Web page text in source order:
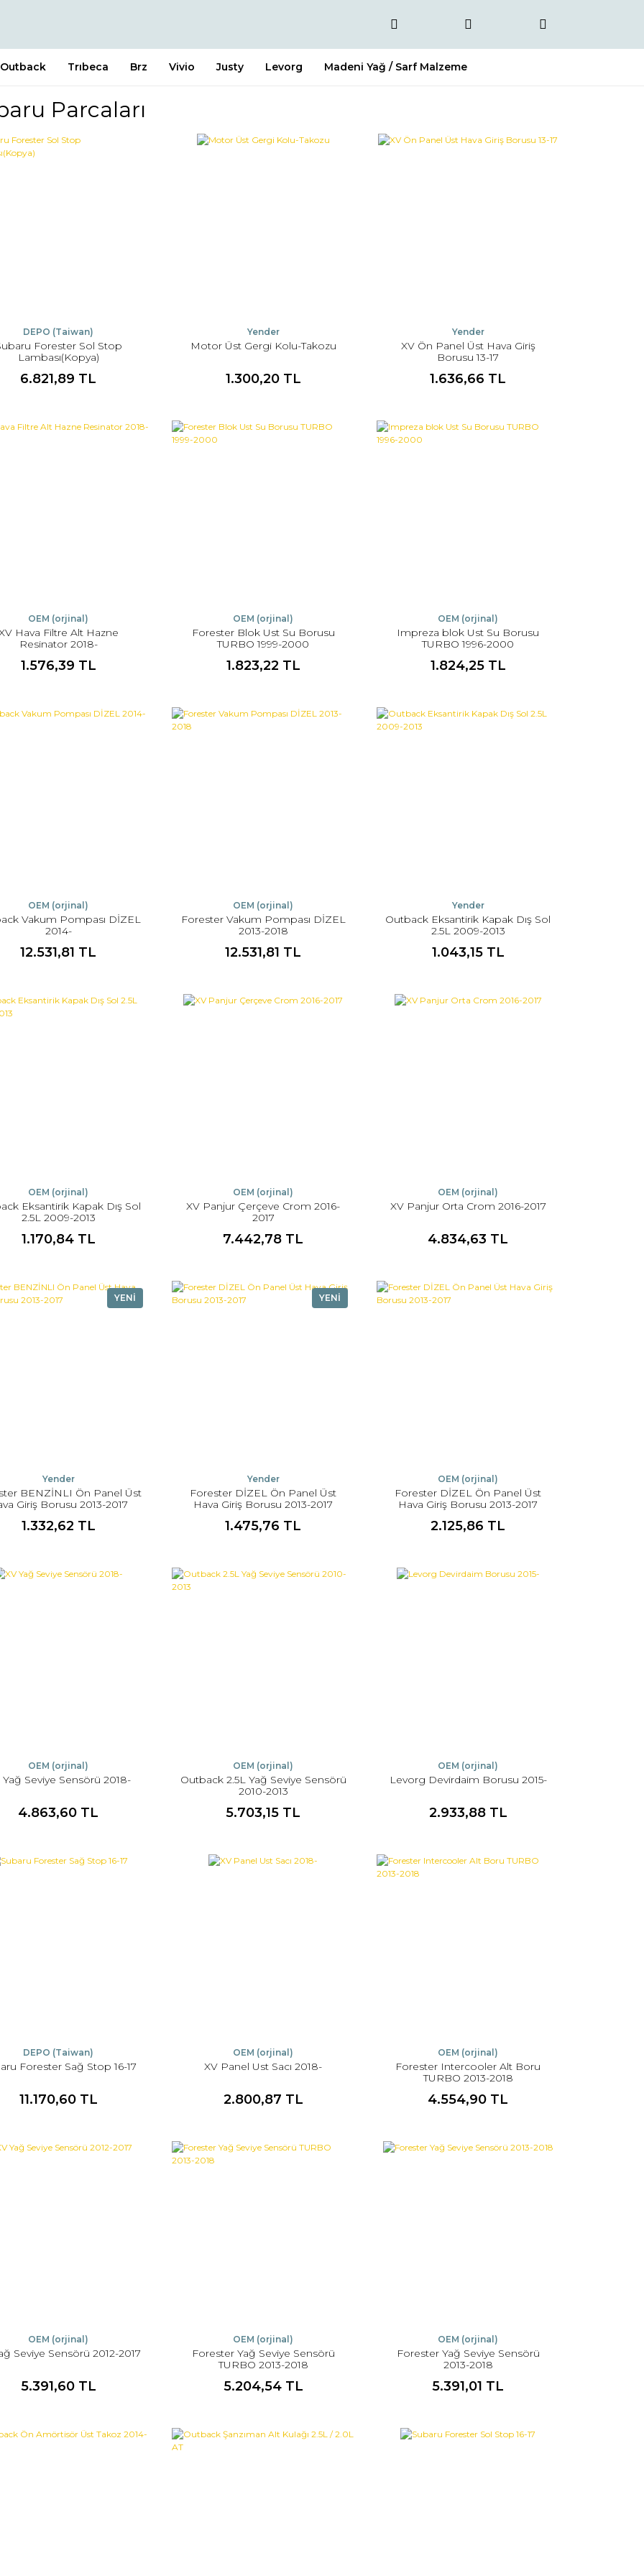
Outback Trıbeca Brz Vivio Justy Levorg Madeni Yağ / Sarf Malzeme
Parcaları
DEPO (Taiwan)
Forester Sol Stop
Lambası(Kopya)
6.821,89 TL
Yender
Motor Üst Gergi Kolu-Takozu
1.300,20 TL
Yender
XV Ön Panel Üst Hava Giriş
Borusu 13-17
1.636,66 TL
OEM (orjinal)
Hava Filtre Alt Hazne
Resinator 2018-
1.576,39 TL
OEM (orjinal)
Forester Blok Ust Su Borusu
TURBO 1999-2000
1.823,22 TL
OEM (orjinal)
Impreza blok Ust Su Borusu
TURBO 1996-2000
1.824,25 TL
OEM (orjinal)
Vakum Pompası DİZEL
2014-
12.531,81 TL
OEM (orjinal)
Forester Vakum Pompası DİZEL
2013-2018
12.531,81 TL
Yender
Outback Eksantirik Kapak Dış Sol
2.5L 2009-2013
1.043,15 TL
OEM (orjinal)
Eksantirik Kapak Dış Sol
2.5L 2009-2013
1.170,84 TL
OEM (orjinal)
XV Panjur Çerçeve Crom 2016-
2017
7.442,78 TL
OEM (orjinal)
XV Panjur Orta Crom 2016-2017
4.834,63 TL
YENİ
Yender
BENZİNLI Ön Panel Üst
Giriş Borusu 2013-2017
1.332,62 TL
YENİ
Yender
Forester DİZEL Ön Panel Üst
Hava Giriş Borusu 2013-2017
1.475,76 TL
OEM (orjinal)
Forester DİZEL Ön Panel Üst
Hava Giriş Borusu 2013-2017
2.125,86 TL
OEM (orjinal)
Yağ Seviye Sensörü 2018-
4.863,60 TL
OEM (orjinal)
Outback 2.5L Yağ Seviye Sensörü
2010-2013
5.703,15 TL
OEM (orjinal)
Levorg Devirdaim Borusu 2015-
2.933,88 TL
DEPO (Taiwan)
Forester Sağ Stop 16-17
11.170,60 TL
OEM (orjinal)
XV Panel Ust Sacı 2018-
2.800,87 TL
OEM (orjinal)
Forester Intercooler Alt Boru
TURBO 2013-2018
4.554,90 TL
OEM (orjinal)
Seviye Sensörü 2012-2017
5.391,60 TL
OEM (orjinal)
Forester Yağ Seviye Sensörü
TURBO 2013-2018
5.204,54 TL
OEM (orjinal)
Forester Yağ Seviye Sensörü
2013-2018
5.391,01 TL